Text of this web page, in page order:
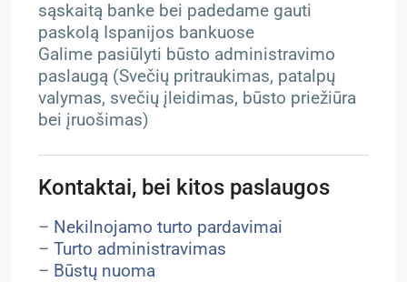
sąskaitą banke bei padedame gauti
paskolą Ispanijos bankuose
Galime pasiūlyti būsto administravimo
paslaugą (Svečių pritraukimas, patalpų
valymas, svečių įleidimas, būsto priežiūra
bei įruošimas)
Kontaktai, bei kitos paslaugos
– Nekilnojamo turto pardavimai
– Turto administravimas
– Būstų nuoma